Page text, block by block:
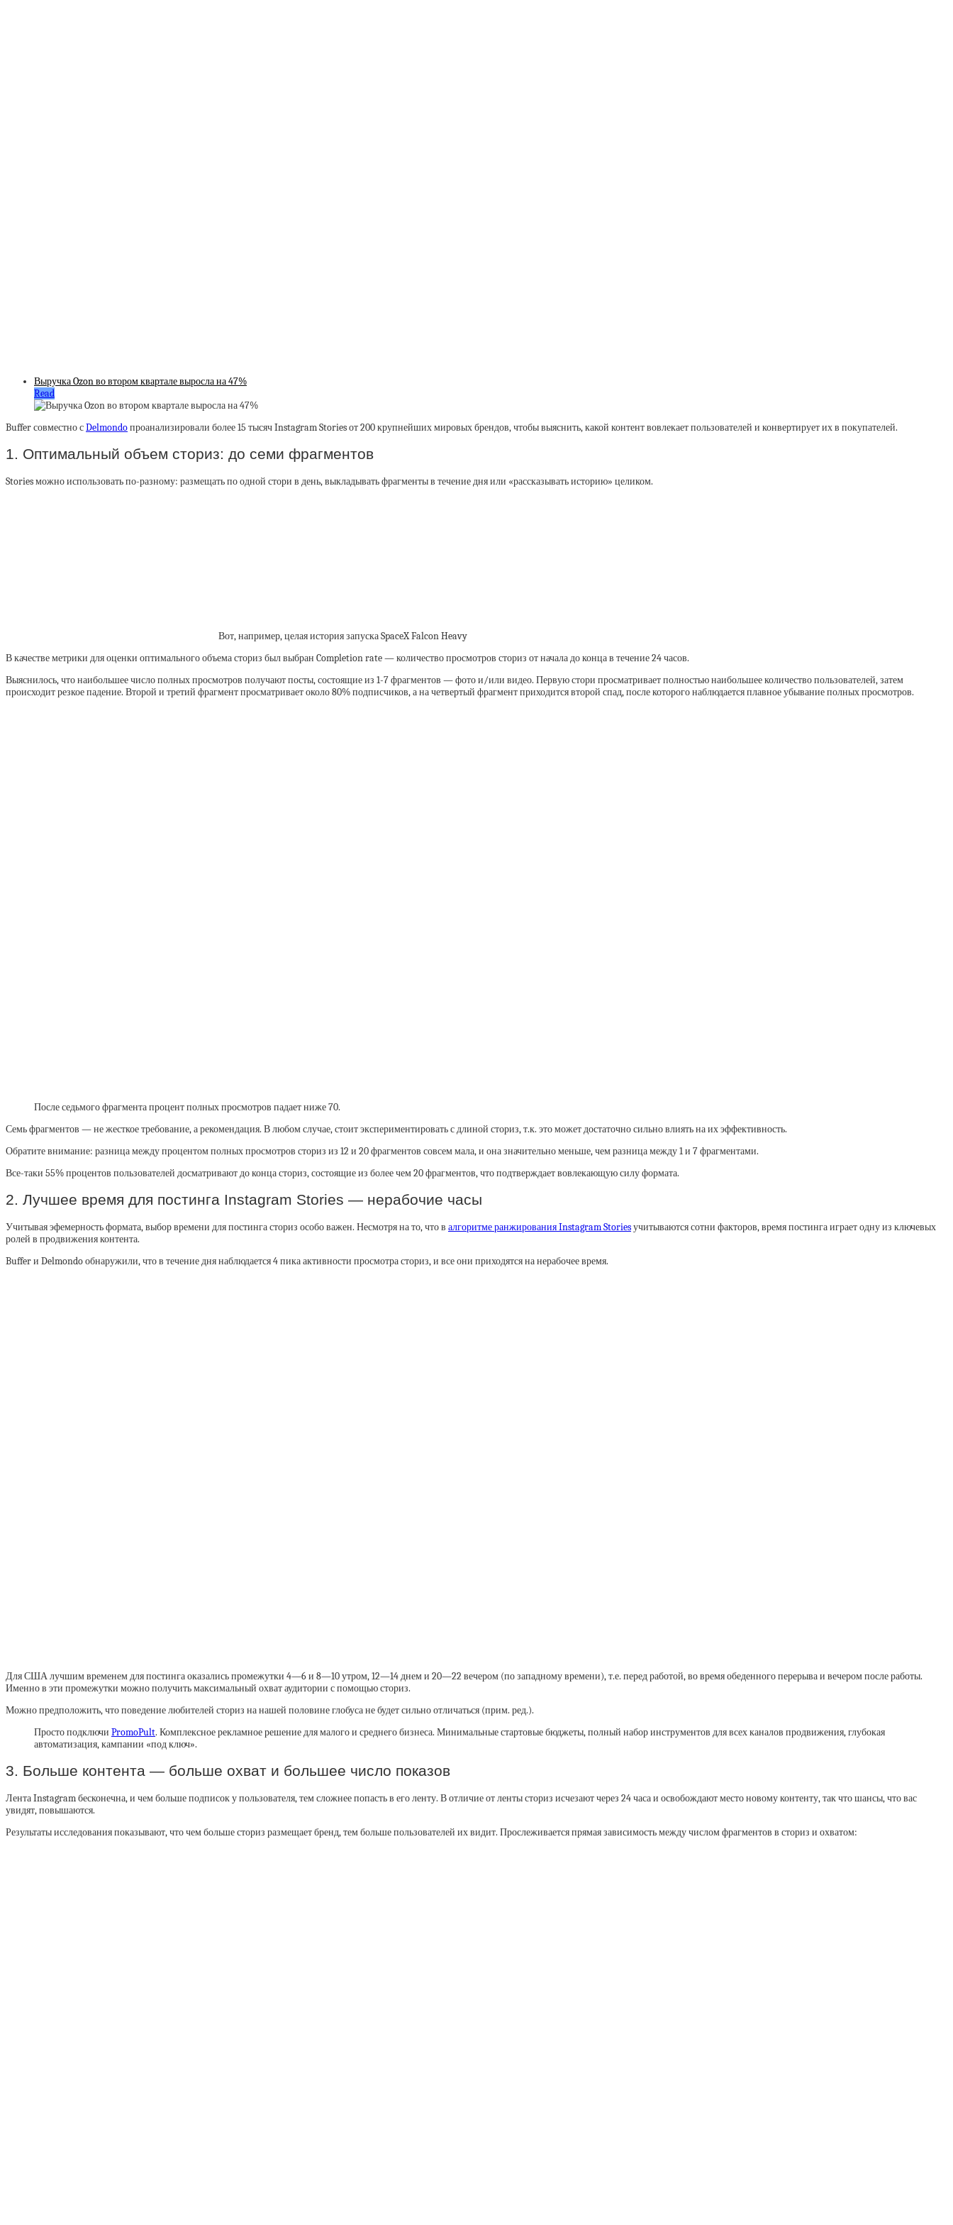
Выручка Ozon во втором квартале выросла на 47%
Read
Buffer совместно сDelmondoпроанализировали более 15 тысяч Instagram Stories от 200 крупнейших мировых брендов, чтобы выяснить, какой контент вовлекает пользователей и конвертирует их в покупателей.
1. Оптимальный объем сториз: до семи фрагментов
Stories можно использовать по-разному: размещать по одной стори в день, выкладывать фрагменты в течение дня или «рассказывать историю» целиком.
Вот, например, целая история запуска SpaceX Falcon Heavy
В качестве метрики для оценки оптимального объема сториз был выбран Completion rate — количество просмотров сториз от начала до конца в течение 24 часов.
Выяснилось, что наибольшее число полных просмотров получают посты, состоящие из 1-7 фрагментов — фото и/или видео. Первую стори просматривает полностью наибольшее количество пользователей, затем
происходит резкое падение. Второй и третий фрагмент просматривает около 80% подписчиков, а на четвертый фрагмент приходится второй спад, после которого наблюдается плавное убывание полных просмотров.
После седьмого фрагмента процент полных просмотров падает ниже 70.
Семь фрагментов — не жесткое требование, а рекомендация. В любом случае, стоит экспериментировать с длиной сториз, т.к. это может достаточно сильно влиять на их эффективность.
Обратите внимание: разница между процентом полных просмотров сториз из 12 и 20 фрагментов совсем мала, и она значительно меньше, чем разница между 1 и 7 фрагментами.
Все-таки 55% процентов пользователей досматривают до конца сториз, состоящие из более чем 20 фрагментов, что подтверждает вовлекающую силу формата.
2. Лучшее время для постинга Instagram Stories — нерабочие часы
Учитывая эфемерность формата, выбор времени для постинга сториз особо важен. Несмотря на то, что в алгоритме ранжирования Instagram Storiesучитываются сотни факторов, время постинга играет одну из ключевых
ролей в продвижения контента.
Buffer и Delmondo обнаружили, что в течение дня наблюдается 4 пика активности просмотра сториз, и все они приходятся на нерабочее время.
Для США лучшим временем для постинга оказались промежутки 4—6 и 8—10 утром, 12—14 днем и 20—22 вечером (по западному времени), т.е. перед работой, во время обеденного перерыва и вечером после работы.
Именно в эти промежутки можно получить максимальный охват аудитории с помощью сториз.
Можно предположить, что поведение любителей сториз на нашей половине глобуса не будет сильно отличаться (прим. ред.).
Просто подключи PromoPult. Комплексное рекламное решение для малого и среднего бизнеса. Минимальные стартовые бюджеты, полный набор инструментов для всех каналов продвижения, глубокая
автоматизация, кампании «под ключ».
3. Больше контента — больше охват и большее число показов
Лента Instagram бесконечна, и чем больше подписок у пользователя, тем сложнее попасть в его ленту. В отличие от ленты сториз исчезают через 24 часа и освобождают место новому контенту, так что шансы, что вас
увидят, повышаются.
Результаты исследования показывают, что чем больше сториз размещает бренд, тем больше пользователей их видит. Прослеживается прямая зависимость между числом фрагментов в сториз и охватом: